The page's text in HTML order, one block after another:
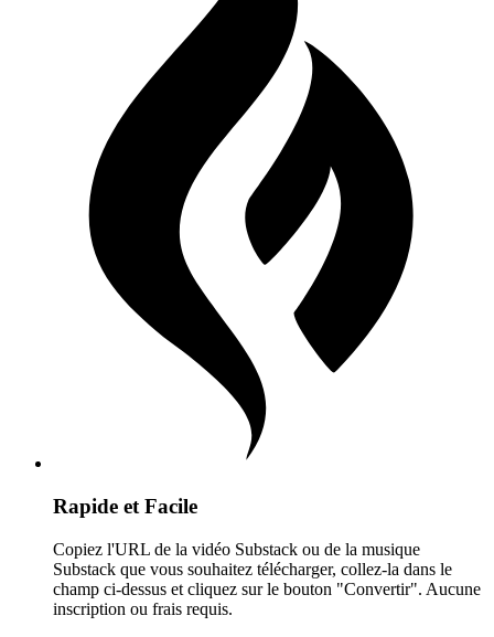
Rapide et Facile
Copiez l'URL de la vidéo Substack ou de la musique
Substack que vous souhaitez télécharger, collez-la dans le
champ ci-dessus et cliquez sur le bouton "Convertir". Aucune
inscription ou frais requis.